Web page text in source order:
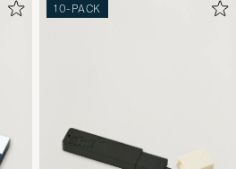
10-PACK